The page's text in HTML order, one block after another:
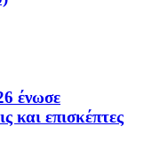
ένωσε
και επισκέπτες